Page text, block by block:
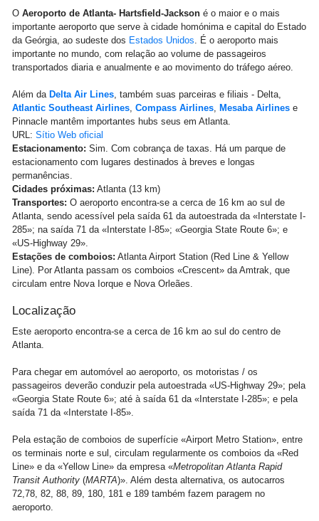
O Aeroporto de Atlanta- Hartsfield-Jackson é o maior e o mais
importante aeroporto que serve à cidade homónima e capital do Estado
da Geórgia, ao sudeste dos Estados Unidos. É o aeroporto mais
importante no mundo, com relação ao volume de passageiros
transportados diaria e anualmente e ao movimento do tráfego aéreo.
Além da Delta Air Lines, também suas parceiras e filiais - Delta,
Atlantic Southeast Airlines, Compass Airlines, Mesaba Airlines e
Pinnacle mantêm importantes hubs seus em Atlanta.
URL: Sítio Web oficial
Estacionamento: Sim. Com cobrança de taxas. Há um parque de
estacionamento com lugares destinados à breves e longas
permanências.
Cidades próximas: Atlanta (13 km)
Transportes: O aeroporto encontra-se a cerca de 16 km ao sul de
Atlanta, sendo acessível pela saída 61 da autoestrada da «Interstate I-
285»; na saída 71 da «Interstate I-85»; «Georgia State Route 6»; e
«US-Highway 29».
Estações de comboios: Atlanta Airport Station (Red Line & Yellow
Line). Por Atlanta passam os comboios «Crescent» da Amtrak, que
circulam entre Nova Iorque e Nova Orleães.
Localização
Este aeroporto encontra-se a cerca de 16 km ao sul do centro de
Atlanta.
Para chegar em automóvel ao aeroporto, os motoristas / os
passageiros deverão conduzir pela autoestrada «US-Highway 29»; pela
«Georgia State Route 6»; até à saída 61 da «Interstate I-285»; e pela
saída 71 da «Interstate I-85».
Pela estação de comboios de superfície «Airport Metro Station», entre
os terminais norte e sul, circulam regularmente os comboios da «Red
Line» e da «Yellow Line» da empresa «Metropolitan Atlanta Rapid
Transit Authority (MARTA)». Além desta alternativa, os autocarros
72,78, 82, 88, 89, 180, 181 e 189 também fazem paragem no
aeroporto.